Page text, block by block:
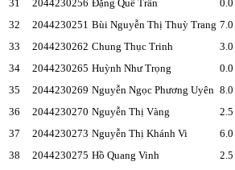
31
2044230256 Đặng Quế Trân 0.0
32
2044230251 Bùi Nguyễn Thị Thuỳ Trang 7.0
33
2044230262 Chung Thục Trinh 3.0
34
2044230265 Huỳnh Như Trọng 0.0
35
2044230269 Nguyễn Ngọc Phương Uyên 8.0
36
2044230270 Nguyễn Thị Vàng 2.5
37
2044230273 Nguyễn Thị Khánh Vi 6.0
38
2044230275 Hồ Quang Vinh 2.5